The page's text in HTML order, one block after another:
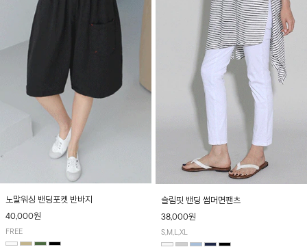
노말워싱 밴딩포켓 반바지
40,000원
FREE
슬림핏 밴딩 썸머면팬츠
38,000원
S,M,L,XL